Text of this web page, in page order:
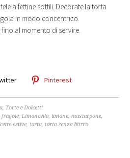
a fettine sottili. Decorate la torta
in modo concentrico.
al momento di servire.
Pinterest
, Torte e Dolcetti
fragole,Limoncello, limone,mascarpone,
estive, torta, torta senza burro